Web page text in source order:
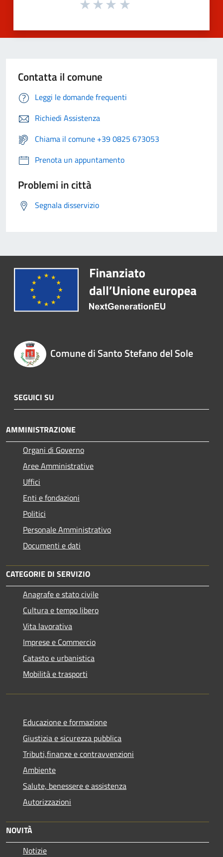
Contatta il comune
Leggi le domande frequenti
Richiedi Assistenza
Chiama il comune +39 0825 673053
Prenota un appuntamento
Problemi in città
Segnala disservizio
Comune di Santo Stefano del Sole
SEGUICI SU
AMMINISTRAZIONE
Organi di Governo
Aree Amministrative
Uffici
Enti e fondazioni
Politici
Personale Amministrativo
Documenti e dati
CATEGORIE DI SERVIZIO
Anagrafe e stato civile
Cultura e tempo libero
Vita lavorativa
Imprese e Commercio
Catasto e urbanistica
Mobilità e trasporti
Educazione e formazione
Giustizia e sicurezza pubblica
Tributi,finanze e contravvenzioni
Ambiente
Salute, benessere e assistenza
Autorizzazioni
NOVITÀ
Notizie